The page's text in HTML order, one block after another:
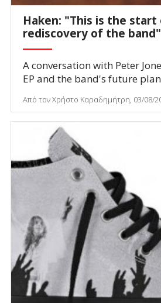
Haken: "This is the
rediscovery of the band"
A conversation with Peter
EP and the band's future
Από τον Χρήστο Καραδημήτρη, 03/08/